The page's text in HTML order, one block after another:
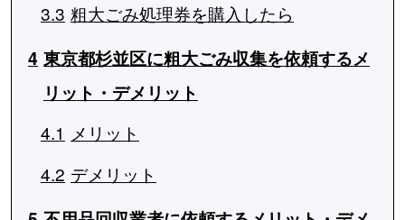
3.3 粗大ごみ処理券を購入したら
4 東京都杉並区に粗大ごみ収集を依頼するメ
リット・デメリット
4.1 メリット
4.2 デメリット